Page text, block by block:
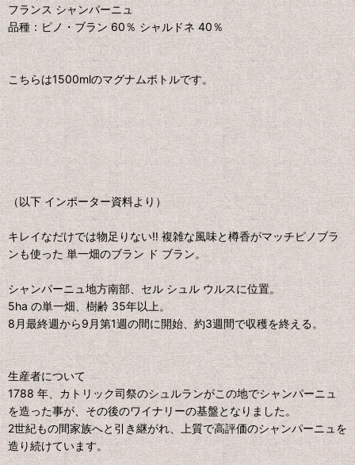
フランス シャンパーニュ
品種：ピノ・ブラン 60％ シャルドネ 40％
こちらは1500mlのマグナムボトルです。
（以下 インポーター資料より）
キレイなだけでは物足りない‼ 複雑な風味と樽香がマッチピノブラ
ンも使った 単一畑のブラン ド ブラン。
シャンパーニュ地方南部、セル シュル ウルスに位置。
5ha の単一畑、樹齢 35年以上。
8月最終週から9月第1週の間に開始、約3週間で収穫を終える。
生産者について
1788 年、カトリック司祭のシュルランがこの地でシャンパーニュ
を造った事が、その後のワイナリーの基盤となりました。
2世紀もの間家族へと引き継がれ、上質で高評価のシャンパーニュを
造り続けています。